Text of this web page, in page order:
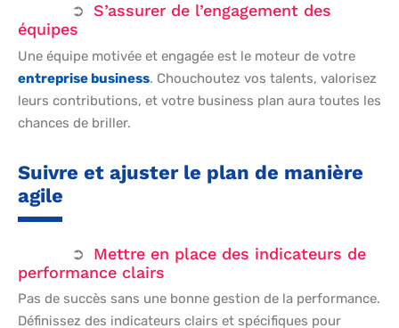
S’assurer de l’engagement des
équipes
Une équipe motivée et engagée est le moteur de votre
entreprise business. Chouchoutez vos talents, valorisez
leurs contributions, et votre business plan aura toutes les
chances de briller.
Suivre et ajuster le plan de manière
agile
Mettre en place des indicateurs de
performance clairs
Pas de succès sans une bonne gestion de la performance.
Définissez des indicateurs clairs et spécifiques pour